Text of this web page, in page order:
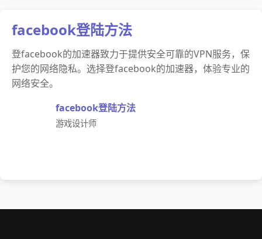
facebook登陆方法
登facebook的加速器致力于提供安全可靠的VPN服务，保
护您的网络隐私。选择登facebook的加速器，体验专业的
网络安全。
facebook登陆方法
游戏设计师